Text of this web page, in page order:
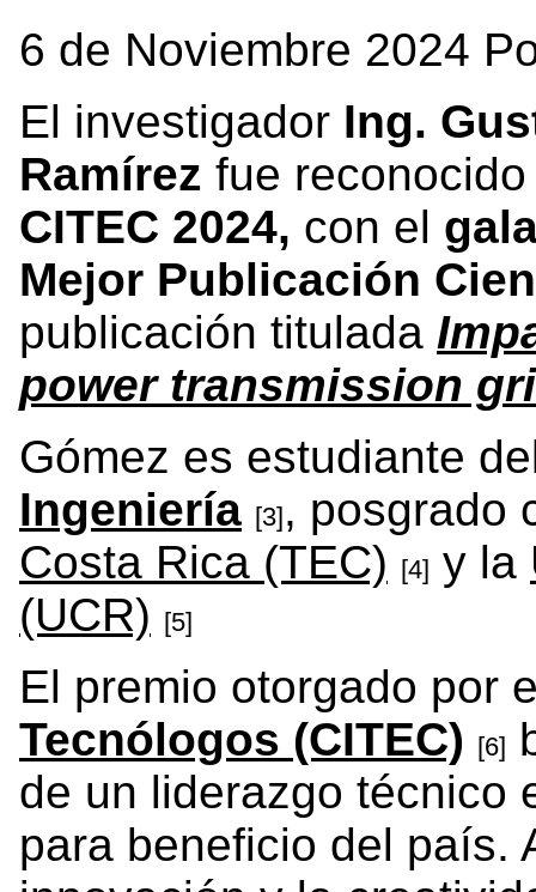
6 de Noviembre 2024
El investigador Ing.
Ramírez fue
CITEC 2024, con el
Mejor Publicación
publicación titulada
power transmission
Gómez es estudiante
Ingeniería [3], posgrado
Costa Rica (TEC) [4] y la
(UCR) [5]
El premio otorgado por
Tecnólogos (CITEC) [6]
de un liderazgo técnico
para beneficio del país.